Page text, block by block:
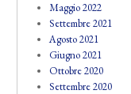
Maggio 2022
Settembre 2021
Agosto 2021
Giugno 2021
Ottobre 2020
Settembre 2020